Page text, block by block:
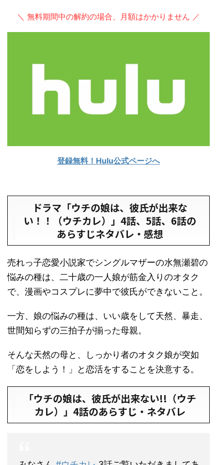
＼ 無料期間中の解約の場合、月額はかかりません ／
登録無料！Hulu公式ページへ
ドラマ「ウチの娘は、彼氏が出来な
い！！（ウチカレ）」4話、5話、6話の
あらすじネタバレ・感想
売れっ子恋愛小説家でシングルマザーの水無瀬碧の
悩みの種は、二十歳の一人娘が筋金入りのオタク
で、漫画やコスプレに夢中で彼氏ができないこと。
一方、娘の悩みの種は、いい歳をして天然、暴走、
世間知らずの三拍子が揃った母親。
そんな天然の母と、しっかり者のオタク娘が突如
「恋をしよう！」と恋活をすることを決意する。
「ウチの娘は、彼氏が出来ない!!（ウチ
カレ）」4話のあらすじ・ネタバレ